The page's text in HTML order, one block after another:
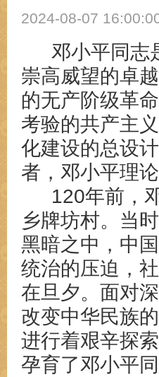
2024-08-07
邓小平同志
崇高威望的卓
的无产阶级革
考验的共产主
化建设的总设
者，邓小平理
120年前，
乡牌坊村。当
黑暗之中，中
统治的压迫，
在旦夕。面对
改变中华民族
进行着艰辛探
孕育了邓小平